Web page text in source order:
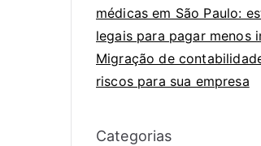
médicas em São Paulo:
legais para pagar menos
Migração de
riscos para sua empresa
Categorias